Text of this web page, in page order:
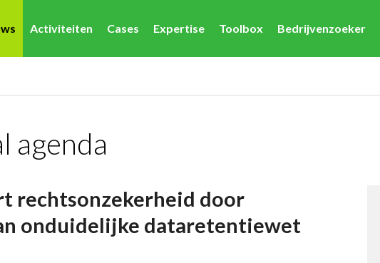
Activiteiten Cases Expertise Toolbox Bedrijvenzoeker
agenda
rechtsonzekerheid door
onduidelijke dataretentiewet